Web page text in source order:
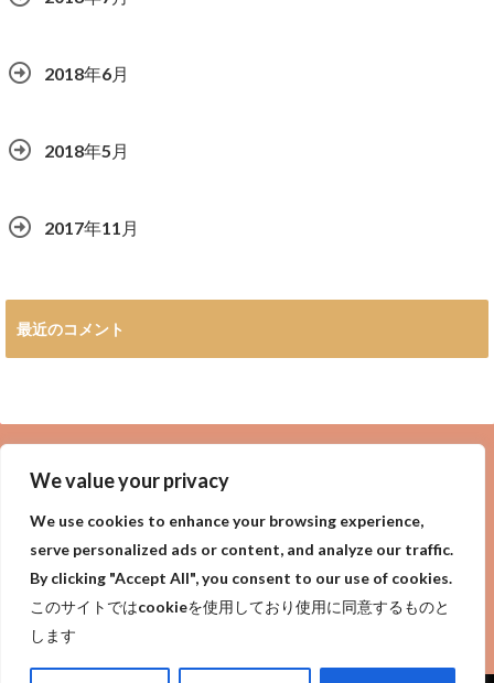
We value your privacy
We use cookies to enhance your browsing experience,
serve personalized ads or content, and analyze our traffic.
By clicking "Accept All", you consent to our use of cookies.
このサイトではcookieを使用しており使用に同意するものと
します
2018年6月
2018年5月
2017年11月
最近のコメント
privacy policy Purpose of site サイトの目的
プライバシーポリシー